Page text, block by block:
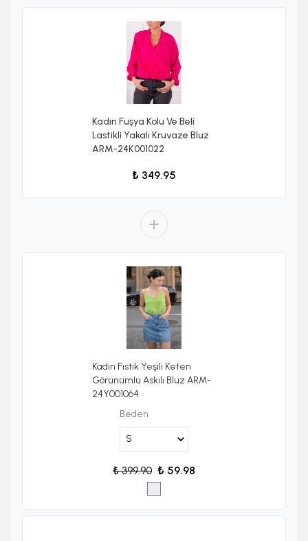
Kadın Fuşya Kolu Ve Beli
Lastikli Yakalı Kruvaze Bluz
ARM-24K001022
₺ 349.95
Kadın Fıstık Yeşili Keten
Görünümlü Askılı Bluz ARM-
24Y001064
Beden
₺ 399.90 ₺ 59.98